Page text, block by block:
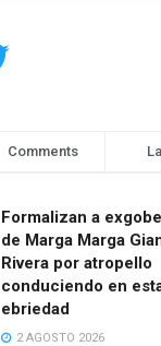
Comments
Formalizan a
de Marga Marga
Rivera por atropello
conduciendo en
ebriedad
2 AGOSTO 2026